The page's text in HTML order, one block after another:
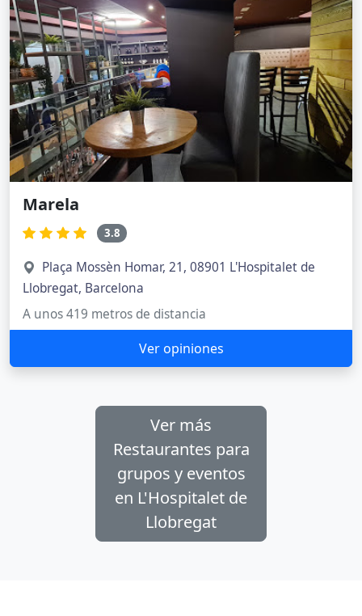
Marela
3.8
Plaça Mossèn Homar, 21, 08901 L'Hospitalet de
Llobregat, Barcelona
A unos 419 metros de distancia
Ver opiniones
Ver más
Restaurantes para
grupos y eventos
en L'Hospitalet de
Llobregat